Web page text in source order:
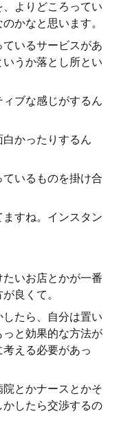
よりどころってい
かなと思います。
いるサービスがあ
うか落とし所とい
ブな感じがするん
かったりするん
いるものを掛け合
すね。インスタン
いお店とかが一番
良くて。
たら、自分は置い
と効果的な方法が
える必要があっ
とかナースとかそ
したら交渉するの